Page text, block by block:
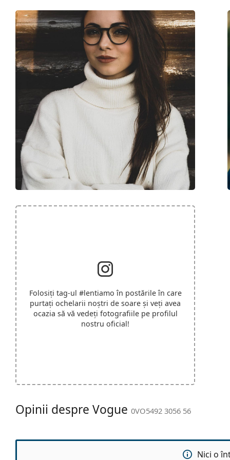
Folosiți tag-ul #lentiamo în postările în care
purtați ochelarii noștri de soare și veți avea
ocazia să vă vedeți fotografiile pe profilul
nostru oficial!
Opinii despre Vogue 0VO5492 3056 56
Nici o